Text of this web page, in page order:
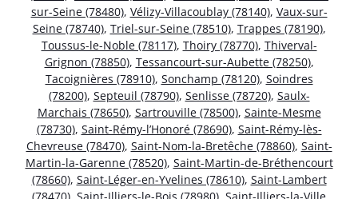
sur-Seine (78480), Vélizy-Villacoublay (78140), Vaux-sur-
Seine (78740), Triel-sur-Seine (78510), Trappes (78190),
Toussus-le-Noble (78117), Thoiry (78770), Thiverval-
Grignon (78850), Tessancourt-sur-Aubette (78250),
Tacoignières (78910), Sonchamp (78120), Soindres
(78200), Septeuil (78790), Senlisse (78720), Saulx-
Marchais (78650), Sartrouville (78500), Sainte-Mesme
(78730), Saint-Rémy-l’Honoré (78690), Saint-Rémy-lès-
Chevreuse (78470), Saint-Nom-la-Bretêche (78860), Saint-
Martin-la-Garenne (78520), Saint-Martin-de-Bréthencourt
(78660), Saint-Léger-en-Yvelines (78610), Saint-Lambert